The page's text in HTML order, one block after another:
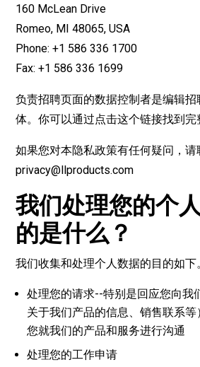
160 McLean Drive
Romeo, MI 48065, USA
Phone: +1 586 336 1700
Fax: +1 586 336 1699
负责招聘页面的数据控制者是编辑
体。你可以通过点击这个链接找到完
如果您对本隐私政策有任何疑问，请
privacy@llproducts.com
我们处理您的个
的是什么？
我们收集和处理个人数据的目的如下
处理您的请求--特别是回应您向我
关于我们产品的信息、销售联系
您就我们的产品和服务进行沟通
处理您的工作申请